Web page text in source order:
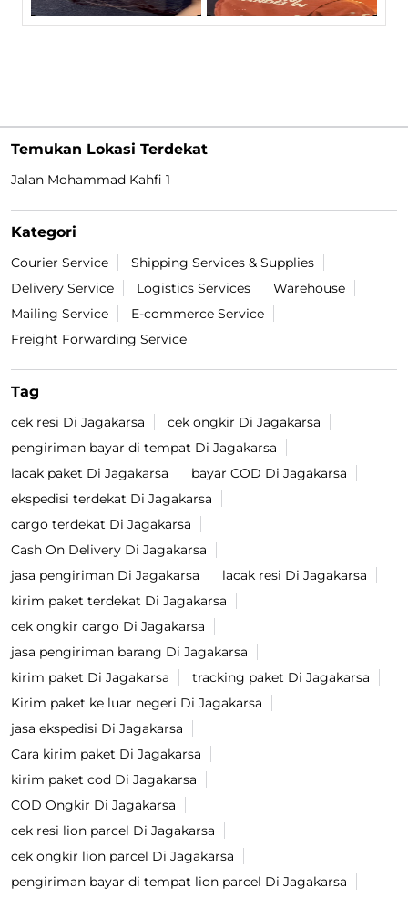
Temukan Lokasi Terdekat
Jalan Mohammad Kahfi 1
Kategori
Courier Service
Shipping Services & Supplies
Delivery Service
Logistics Services
Warehouse
Mailing Service
E-commerce Service
Freight Forwarding Service
Tag
cek resi Di Jagakarsa
cek ongkir Di Jagakarsa
pengiriman bayar di tempat Di Jagakarsa
lacak paket Di Jagakarsa
bayar COD Di Jagakarsa
ekspedisi terdekat Di Jagakarsa
cargo terdekat Di Jagakarsa
Cash On Delivery Di Jagakarsa
jasa pengiriman Di Jagakarsa
lacak resi Di Jagakarsa
kirim paket terdekat Di Jagakarsa
cek ongkir cargo Di Jagakarsa
jasa pengiriman barang Di Jagakarsa
kirim paket Di Jagakarsa
tracking paket Di Jagakarsa
Kirim paket ke luar negeri Di Jagakarsa
jasa ekspedisi Di Jagakarsa
Cara kirim paket Di Jagakarsa
kirim paket cod Di Jagakarsa
COD Ongkir Di Jagakarsa
cek resi lion parcel Di Jagakarsa
cek ongkir lion parcel Di Jagakarsa
pengiriman bayar di tempat lion parcel Di Jagakarsa